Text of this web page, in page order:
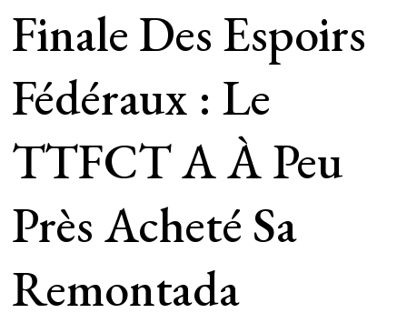
Finale Des Espoirs
Fédéraux : Le
TTFCT A À Peu
Près Acheté Sa
Remontada